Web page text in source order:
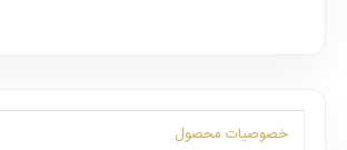
خصوصیات محصول